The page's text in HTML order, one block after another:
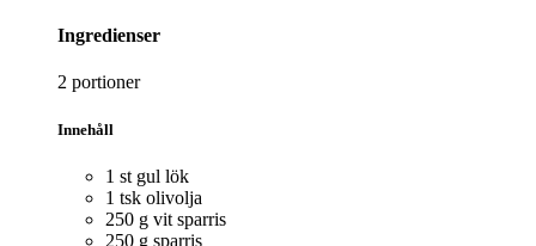
Ingredienser
2 portioner
Innehåll
1 st gul lök
1 tsk olivolja
250 g vit sparris
250 g sparris